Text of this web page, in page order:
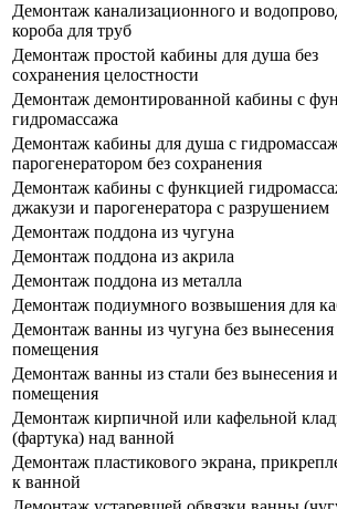
Демонтаж канализационного и
короба для труб
Демонтаж простой кабины для душа без
сохранения целостности
Демонтаж демонтированной кабины с
гидромассажа
Демонтаж кабины для душа с
парогенератором без сохранения
Демонтаж кабины с функцией
джакузи и парогенератора с разрушением
Демонтаж поддона из чугуна
Демонтаж поддона из акрила
Демонтаж поддона из металла
Демонтаж подиумного возвышения для
Демонтаж ванны из чугуна без вынесения
помещения
Демонтаж ванны из стали без вынесения
помещения
Демонтаж кирпичной или кафельной
(фартука) над ванной
Демонтаж пластикового экрана,
к ванной